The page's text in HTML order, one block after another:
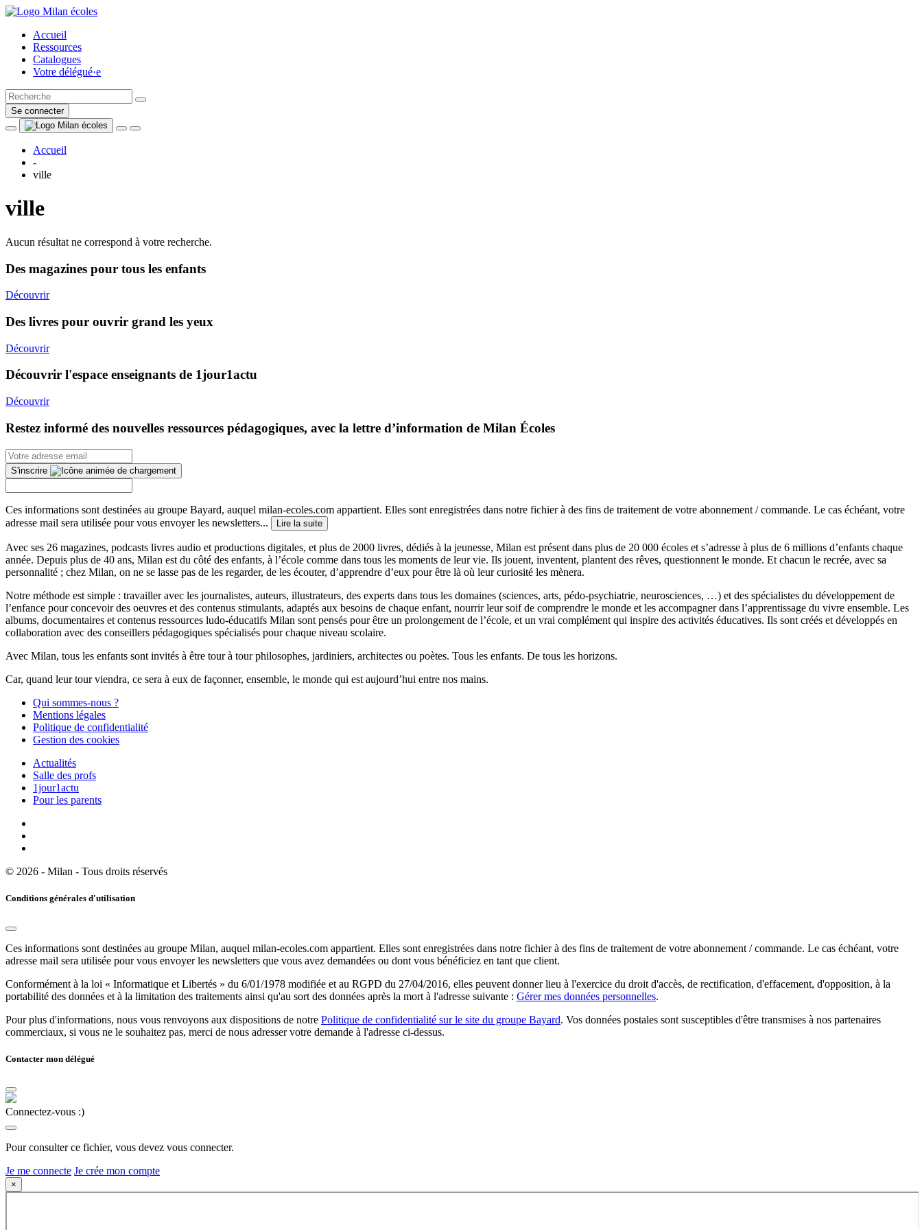
Accueil
Ressources
Catalogues
Votre délégué·e
Se connecter
Accueil
-
ville
ville
Aucun résultat ne correspond à votre recherche.
Des magazines pour tous les enfants
Découvrir
Des livres pour ouvrir grand les yeux
Découvrir
Découvrir l'espace enseignants de 1jour1actu
Découvrir
Restez informé des nouvelles ressources pédagogiques, avec la lettre d’information de Milan Écoles
S'inscrire
Ces informations sont destinées au groupe Bayard, auquel milan-ecoles.com appartient. Elles sont enregistrées dans notre fichier à des fins de traitement de votre abonnement / commande. Le cas échéant, votre
adresse mail sera utilisée pour vous envoyer les newsletters...
Lire la suite
Avec ses 26 magazines, podcasts livres audio et productions digitales, et plus de 2000 livres, dédiés à la jeunesse, Milan est présent dans plus de 20 000 écoles et s’adresse à plus de 6 millions d’enfants chaque
année. Depuis plus de 40 ans, Milan est du côté des enfants, à l’école comme dans tous les moments de leur vie. Ils jouent, inventent, plantent des rêves, questionnent le monde. Et chacun le recrée, avec sa
personnalité ; chez Milan, on ne se lasse pas de les regarder, de les écouter, d’apprendre d’eux pour être là où leur curiosité les mènera.
Notre méthode est simple : travailler avec les journalistes, auteurs, illustrateurs, des experts dans tous les domaines (sciences, arts, pédo-psychiatrie, neurosciences, …) et des spécialistes du développement de
l’enfance pour concevoir des oeuvres et des contenus stimulants, adaptés aux besoins de chaque enfant, nourrir leur soif de comprendre le monde et les accompagner dans l’apprentissage du vivre ensemble. Les
albums, documentaires et contenus ressources ludo-éducatifs Milan sont pensés pour être un prolongement de l’école, et un vrai complément qui inspire des activités éducatives. Ils sont créés et développés en
collaboration avec des conseillers pédagogiques spécialisés pour chaque niveau scolaire.
Avec Milan, tous les enfants sont invités à être tour à tour philosophes, jardiniers, architectes ou poètes. Tous les enfants. De tous les horizons.
Car, quand leur tour viendra, ce sera à eux de façonner, ensemble, le monde qui est aujourd’hui entre nos mains.
Qui sommes-nous ?
Mentions légales
Politique de confidentialité
Gestion des cookies
Actualités
Salle des profs
1jour1actu
Pour les parents
© 2026 - Milan - Tous droits réservés
Conditions générales d'utilisation
Ces informations sont destinées au groupe Milan, auquel milan-ecoles.com appartient. Elles sont enregistrées dans notre fichier à des fins de traitement de votre abonnement / commande. Le cas échéant, votre
adresse mail sera utilisée pour vous envoyer les newsletters que vous avez demandées ou dont vous bénéficiez en tant que client.
Conformément à la loi « Informatique et Libertés » du 6/01/1978 modifiée et au RGPD du 27/04/2016, elles peuvent donner lieu à l'exercice du droit d'accès, de rectification, d'effacement, d'opposition, à la
portabilité des données et à la limitation des traitements ainsi qu'au sort des données après la mort à l'adresse suivante : Gérer mes données personnelles.
Pour plus d'informations, nous vous renvoyons aux dispositions de notre Politique de confidentialité sur le site du groupe Bayard. Vos données postales sont susceptibles d'être transmises à nos partenaires
commerciaux, si vous ne le souhaitez pas, merci de nous adresser votre demande à l'adresse ci-dessus.
Contacter mon délégué
Connectez-vous :)
Pour consulter ce fichier, vous devez vous connecter.
Je me connecte Je crée mon compte
×